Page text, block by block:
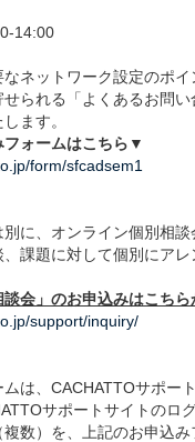
14:00
ネットワーク設定のポ
られる「よくあるお問
ます。
ォームはこちら▼
form/sfcadsem1
に、オンライン個別相談
課題に対して個別にア
談会」のお申込みはこちら
support/inquiry/
ムは、CACHATTOサポー
サポートサイトのロ
複数）を、上記のお申込